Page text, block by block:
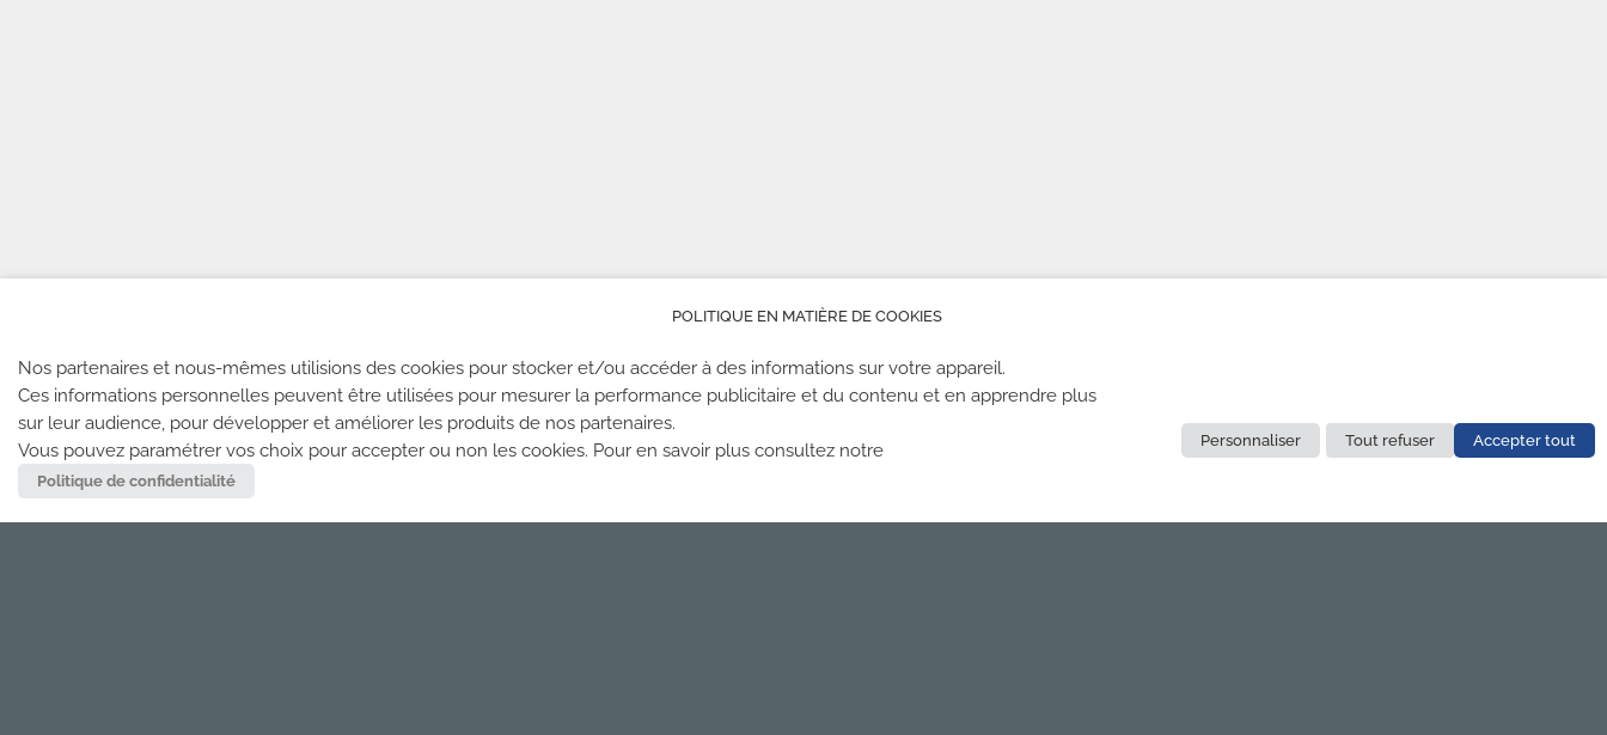
POLITIQUE EN MATIÈRE DE COOKIES
Nos partenaires et nous-mêmes utilisions des cookies pour stocker et/ou accéder à des informations sur votre appareil.
Ces informations personnelles peuvent être utilisées pour mesurer la performance publicitaire et du contenu et en apprendre plus
sur leur audience, pour développer et améliorer les produits de nos partenaires.
Vous pouvez paramétrer vos choix pour accepter ou non les cookies. Pour en savoir plus consultez notre
Politique de confidentialité
Personnaliser Tout refuser Accepter tout